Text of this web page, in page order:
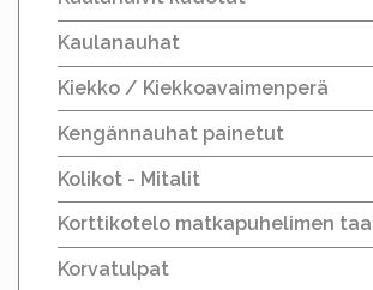
Kaulanauhat
Kiekko / Kiekkoavaimenperä
Kengännauhat painetut
Kolikot - Mitalit
Korttikotelo matkapuhelimen
Korvatulpat